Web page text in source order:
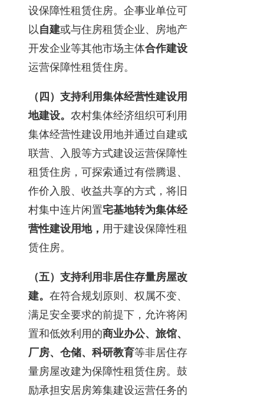
设保障性租赁住房。企事业单位可
以 自建或与住房租赁企业、房地产
开发企业等其他市场主体合作建设
运营保障性租赁住房。
（四）支持利用集体经营性建设用
地建设。 农村集体经济组织可利用
集体经营性建设用地并通过自建或
联营、入股等方式建设运营保障性
租赁住房，可探索通过有偿腾退、
作价入股、收益共享的方式，将旧
村集中连片闲置宅基地转为集体经
营性建设用地， 用于建设保障性租
赁住房。
（五）支持利用非居住存量房屋改
建。 在符合规划原则、权属不变、
满足安全要求的前提下，允许将闲
置和低效利用的商业办公、旅馆、
厂房、仓储、科研教育等非居住存
量房屋改建为保障性租赁住房。鼓
励承担安居房筹集建设运营任务的